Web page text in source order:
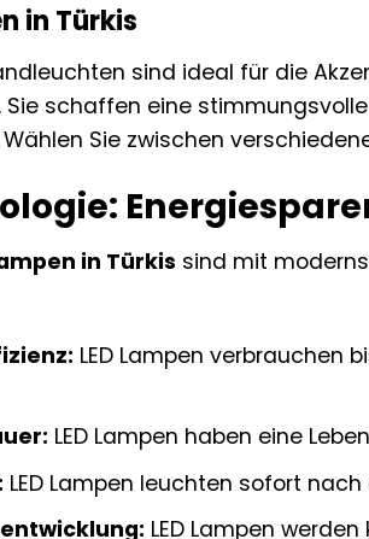
in Türkis
sind ideal für die
schaffen eine
Sie zwischen
in Türkis sind mit
LED Lampen verbrauchen
LED Lampen haben eine
LED Lampen leuchten sofort
LED Lampen